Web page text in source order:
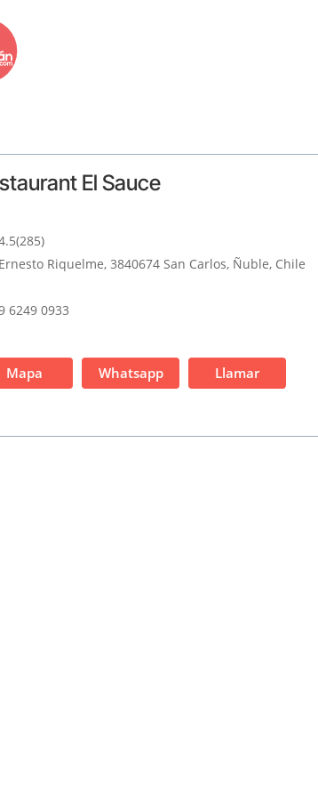
El Sauce
(285)
Ernesto Riquelme, 3840674 San Carlos, Ñuble, Chile
6249 0933
Mapa Whatsapp Llamar